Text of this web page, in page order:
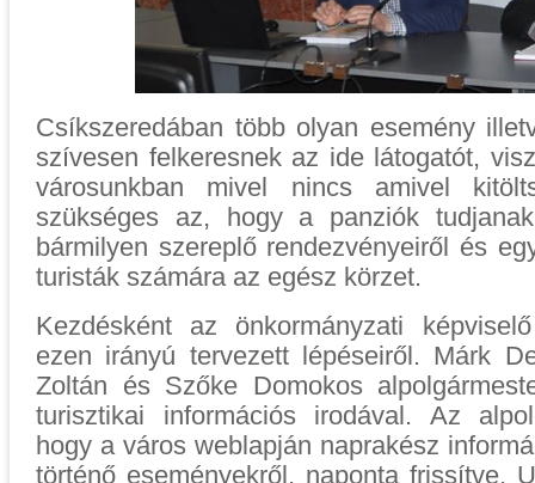
Csíkszeredában több olyan esemény
szívesen felkeresnek az ide látogatót,
városunkban mivel nincs amivel
szükséges az, hogy a panziók
bármilyen szereplő rendezvényeiről és
turisták számára az egész körzet.
Kezdésként az önkormányzati
ezen irányú tervezett lépéseiről. Márk
Zoltán és Szőke Domokos
turisztikai információs irodával. Az
hogy a város weblapján naprakész
történő eseményekről, naponta frissítve.